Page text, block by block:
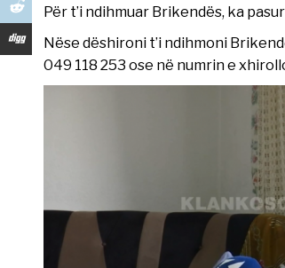
Për t’i ndihmuar Brikendës, ka
Nëse dëshironi t’i ndihmoni
049 118 253 ose në numrin e